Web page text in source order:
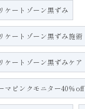
ケートゾーン黒ずみ
ケートゾーン黒ずみ施術
ケートゾーン黒ずみケア
マピンクモニター40％off